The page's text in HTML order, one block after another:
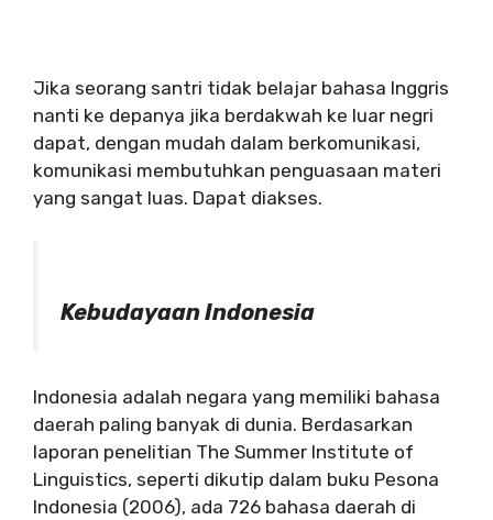
Jika seorang santri tidak belajar bahasa Inggris
nanti ke depanya jika berdakwah ke luar negri
dapat, dengan mudah dalam berkomunikasi,
komunikasi membutuhkan penguasaan materi
yang sangat luas. Dapat diakses.
KebudayaanIndonesia
Indonesia adalah negara yang memiliki bahasa
daerah paling banyak di dunia. Berdasarkan
laporan penelitian The Summer Institute of
Linguistics, seperti dikutip dalam buku Pesona
Indonesia (2006), ada 726 bahasa daerah di